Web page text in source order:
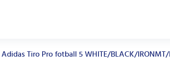
Adidas Tiro Pro fotball 5 WHITE/BLACK/IRONMT/